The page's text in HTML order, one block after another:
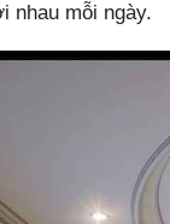
nhau mỗi ngày.